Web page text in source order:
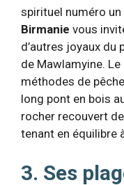
spirituel numéro un
Birmanie vous
d’autres joyaux du
de Mawlamyine.
méthodes de
long pont en bois
rocher recouvert
tenant en équilibre
3. Ses